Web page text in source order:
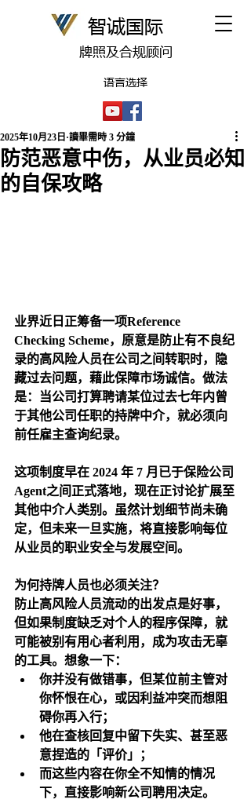
​智诚国际
牌照及合规顾问
语言选择
防范恶意中伤，从业员必知
的自保攻略
2025年10月23日 讀畢需時 3 分鐘
业界近日正筹备一项Reference
Checking Scheme，原意是防止有不良纪
录的高风险人员在公司之间转职时，隐
藏过去问题，藉此保障市场诚信。做法
是：当公司打算聘请某位过去七年内曾
于其他公司任职的持牌中介，就必须向
前任雇主查询纪录。
这项制度早在 2024 年 7 月已于保险公司
Agent之间正式落地，现在正讨论扩展至
其他中介人类别。虽然计划细节尚未确
定，但未来一旦实施，将直接影响每位
从业员的职业安全与发展空间。
为何持牌人员也必须关注？
防止高风险人员流动的出发点是好事，
但如果制度缺乏对个人的程序保障，就
可能被别有用心者利用，成为攻击无辜
的工具。想象一下：
你并没有做错事，但某位前主管对
你怀恨在心，或因利益冲突而想阻
碍你再入行；
他在查核回复中留下失实、甚至恶
意捏造的「评价」；
而这些内容在你全不知情的情况
下，直接影响新公司聘用决定。